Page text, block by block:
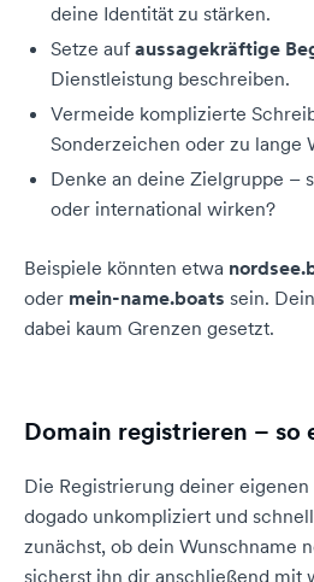
deine Identität zu stärken.
Setze auf aussagekräftige
Dienstleistung beschreiben.
Vermeide komplizierte
Sonderzeichen oder zu lange
Denke an deine Zielgruppe –
oder international wirken?
Beispiele könnten etwa
oder mein-name.boats sein.
dabei kaum Grenzen gesetzt.
Domain registrieren – so
Die Registrierung deiner
dogado unkompliziert und
zunächst, ob dein Wunschname
sicherst ihn dir anschließend mit